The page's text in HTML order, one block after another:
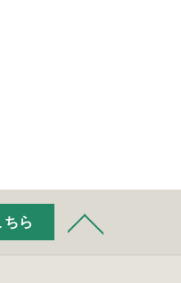
ちら